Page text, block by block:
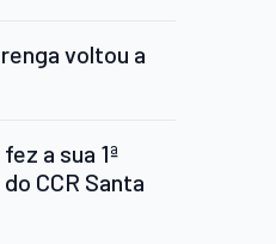
voltou a
a sua 1ª
CCR Santa